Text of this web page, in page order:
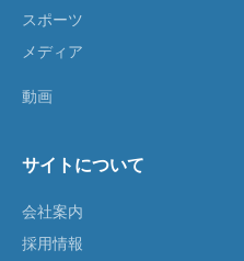
スポーツ
メディア
動画
サイトについて
会社案内
採用情報